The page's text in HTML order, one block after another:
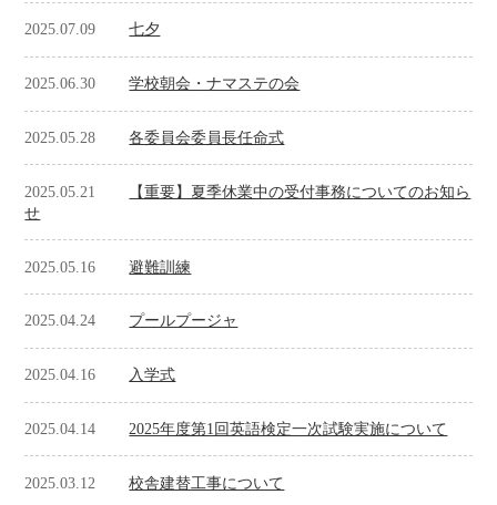
2025.07.09 七夕
2025.06.30 学校朝会・ナマステの会
2025.05.28 各委員会委員長任命式
2025.05.21
【重要】夏季休業中の受付事務についてのお知ら
せ
2025.05.16 避難訓練
2025.04.24 プールプージャ
2025.04.16 入学式
2025.04.14 2025年度第1回英語検定一次試験実施について
2025.03.12 校舎建替工事について